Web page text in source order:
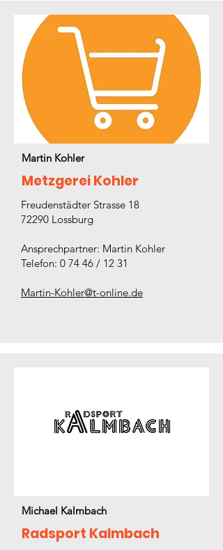
Martin Kohler
Metzgerei Kohler
Freudenstädter Strasse 18
72290 Lossburg
Ansprechpartner: Martin Kohler
Telefon: 0 74 46 / 12 31
Martin-Kohler@t-online.de
Michael Kalmbach
Radsport Kalmbach